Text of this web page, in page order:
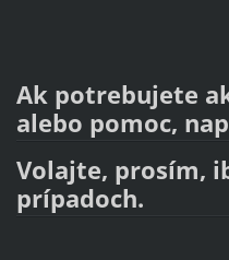
Ak potrebujete
alebo pomoc,
Volajte, prosím,
prípadoch.